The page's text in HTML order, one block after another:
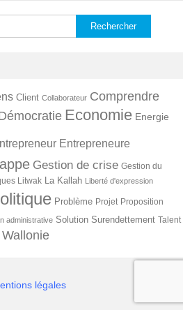
Client Collaborateur Comprendre
Economie Energie
Entrepreneure
Gestion de crise Gestion du
Litwak La Kallah Liberté d'expression
Problème Projet Proposition
administrative Solution Surendettement Talent
Wallonie
légales